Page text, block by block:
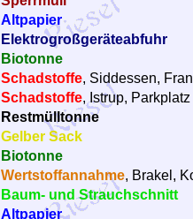
Altpapier
Elektrogroßgeräteabfuhr
Biotonne
Schadstoffe, Siddessen,
Schadstoffe, Istrup,
Restmülltonne
Gelber Sack
Biotonne
Wertstoffannahme, Brakel,
Baum- und Strauchschnitt
Altpapier